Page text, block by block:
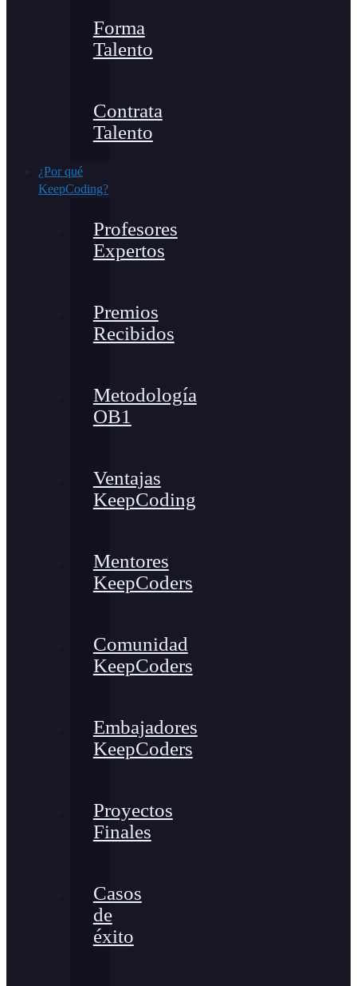
Forma
Talento
Contrata
Talento
¿Por qué
KeepCoding?
Profesores
Expertos
Premios
Recibidos
Metodología
OB1
Ventajas
KeepCoding
Mentores
KeepCoders
Comunidad
KeepCoders
Embajadores
KeepCoders
Proyectos
Finales
Casos
de
éxito